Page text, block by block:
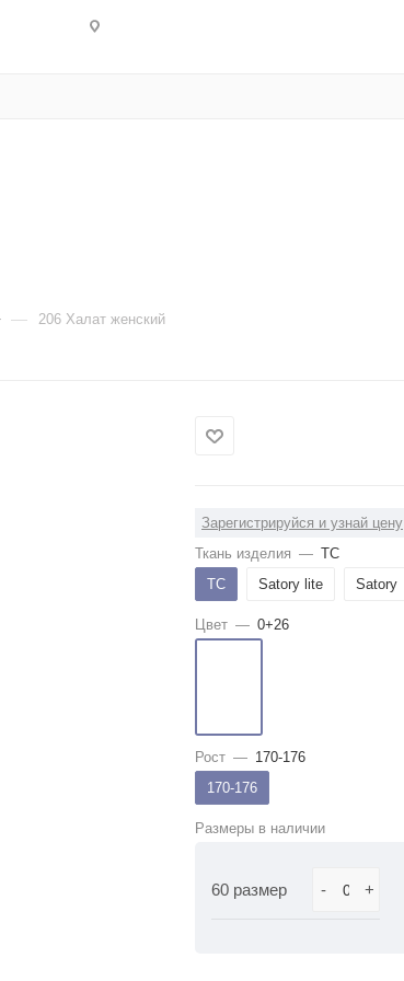
— 206 Халат женский
Зарегистрируйся и узнай цену
Ткань изделия — ТС
ТС
Satory lite Satory
Цвет — 0+26
Рост — 170-176
170-176
Размеры в наличии
60 размер - +